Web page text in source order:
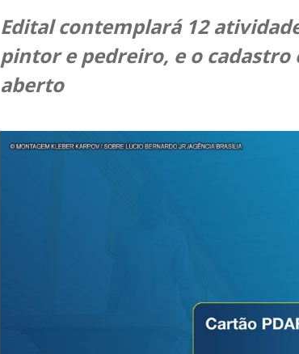
Edital contemplará 12
pintor e pedreiro, e o
aberto